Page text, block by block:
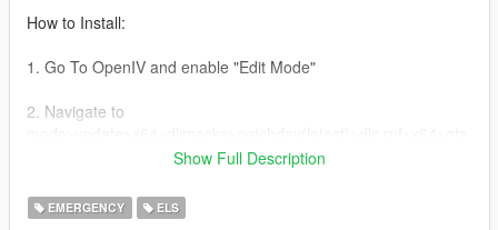
How to Install:
1. Go To OpenIV and enable "Edit Mode"
2. Navigate to
3. Drag and drop your files there and load up Gta
Show Full Description
EMERGENCY ELS